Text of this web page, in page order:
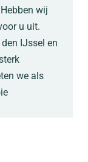
wij
u uit.
IJssel en
we als